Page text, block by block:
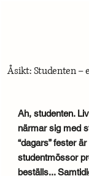
Åsikt: Studenten –
Ah, studenten.
närmar sig med
“dagars” fester
studentmössor
beställs...